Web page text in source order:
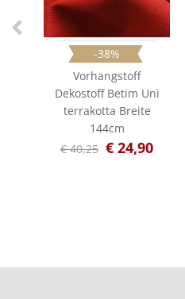
-38%
Vorhangstoff
Dekostoff Betim Uni
terrakotta Breite
144cm
€ 40,25 € 24,90